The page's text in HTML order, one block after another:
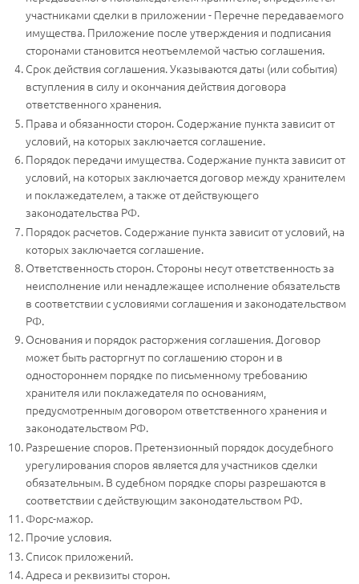
участниками сделки в приложении - Перечне передаваемого
имущества. Приложение после утверждения и подписания
сторонами становится неотъемлемой частью соглашения.
Срок действия соглашения. Указываются даты (или события)
вступления в силу и окончания действия договора
ответственного хранения.
Права и обязанности сторон. Содержание пункта зависит от
условий, на которых заключается соглашение.
Порядок передачи имущества. Содержание пункта зависит от
условий, на которых заключается договор между хранителем
и поклажедателем, а также от действующего
законодательства РФ.
Порядок расчетов. Содержание пункта зависит от условий, на
которых заключается соглашение.
Ответственность сторон. Стороны несут ответственность за
неисполнение или ненадлежащее исполнение обязательств
в соответствии с условиями соглашения и законодательством
РФ.
Основания и порядок расторжения соглашения. Договор
может быть расторгнут по соглашению сторон и в
одностороннем порядке по письменному требованию
хранителя или поклажедателя по основаниям,
предусмотренным договором ответственного хранения и
законодательством РФ.
Разрешение споров. Претензионный порядок досудебного
урегулирования споров является для участников сделки
обязательным. В судебном порядке споры разрешаются в
соответствии с действующим законодательством РФ.
Форс-мажор.
Прочие условия.
Список приложений.
Адреса и реквизиты сторон.